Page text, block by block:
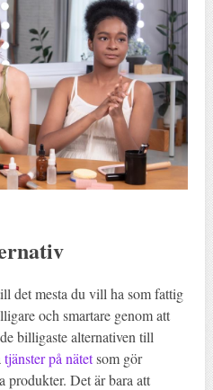
det mesta du vill ha som fattig
och smartare genom att
billigaste alternativen till
tjänster på nätetsom gör
produkter. Det är bara att